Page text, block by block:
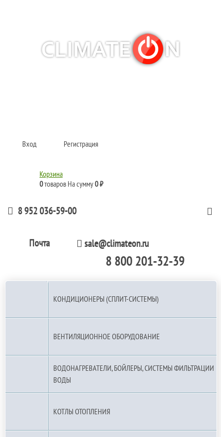
Вход Регистрация
Корзина
0товаров На сумму0 ₽
8 952 036-59-00
Почта sale@climateon.ru
8 800 201-32-39
КОНДИЦИОНЕРЫ (СПЛИТ-СИСТЕМЫ)
ВЕНТИЛЯЦИОННОЕ ОБОРУДОВАНИЕ
ВОДОНАГРЕВАТЕЛИ, БОЙЛЕРЫ, СИСТЕМЫ ФИЛЬТРАЦИИ
ВОДЫ
КОТЛЫ ОТОПЛЕНИЯ